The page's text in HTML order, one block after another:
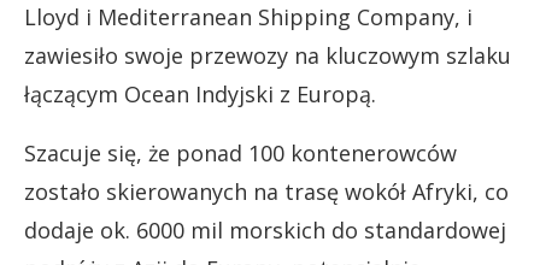
Lloyd i Mediterranean Shipping Company, i
zawiesiło swoje przewozy na kluczowym szlaku
łączącym Ocean Indyjski z Europą.
Szacuje się, że ponad 100 kontenerowców
zostało skierowanych na trasę wokół Afryki, co
dodaje ok. 6000 mil morskich do standardowej